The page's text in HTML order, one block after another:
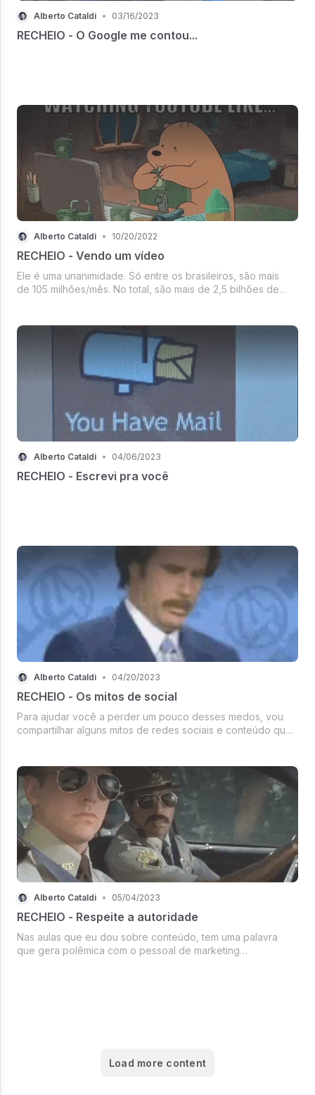
Alberto Cataldi • 03/16/2023
RECHEIO - O Google me contou...
Alberto Cataldi • 10/20/2022
RECHEIO - Vendo um vídeo
Ele é uma unanimidade. Só entre os brasileiros, são mais
de 105 milhões/mês. No total, são mais de 2,5 bilhões de
dias.
Alberto Cataldi • 04/06/2023
RECHEIO - Escrevi pra você
Alberto Cataldi • 04/20/2023
RECHEIO - Os mitos de social
Para ajudar você a perder um pouco desses medos, vou
compartilhar alguns mitos de redes sociais e conteúdo que
Alberto Cataldi • 05/04/2023
RECHEIO - Respeite a autoridade
Nas aulas que eu dou sobre conteúdo, tem uma palavra
que gera polêmica com o pessoal de marketing…
Load more content